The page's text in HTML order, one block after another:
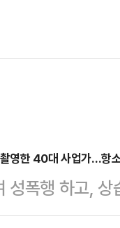
영한 40대 사업가…항
성폭행 하고,
을 선고 받았